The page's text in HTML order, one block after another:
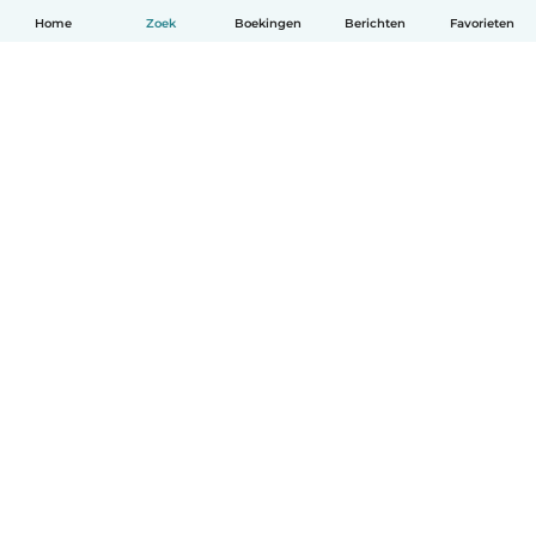
Home Zoek Boekingen Berichten Favorieten